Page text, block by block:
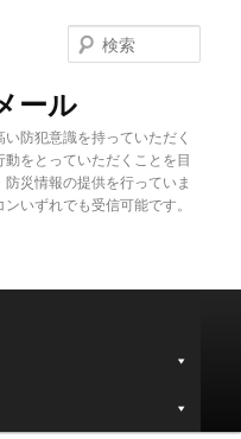
ール
防犯意識を持っていただく
をとっていただくことを目
災情報の提供を行っていま
いずれでも受信可能です。
索